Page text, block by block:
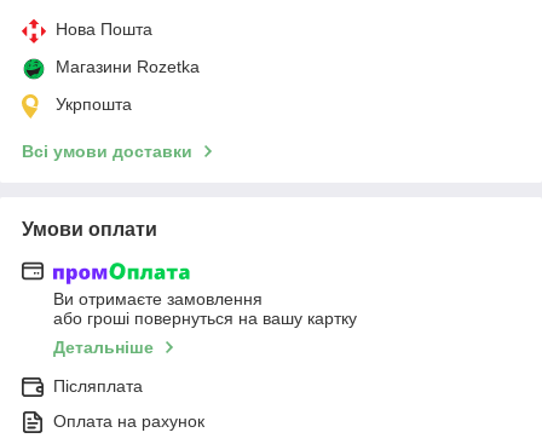
Нова Пошта
Магазини Rozetka
Укрпошта
Всі умови доставки
Умови оплати
Ви отримаєте замовлення
або гроші повернуться на вашу картку
Детальніше
Післяплата
Оплата на рахунок